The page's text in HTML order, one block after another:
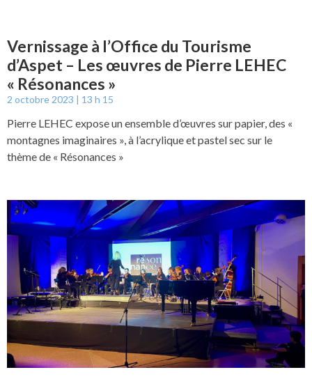
Vernissage à l’Office du Tourisme
d’Aspet – Les œuvres de Pierre LEHEC
« Résonances »
2 octobre 2023 13 h 15
Pierre LEHEC expose un ensemble d’œuvres sur papier, des «
montagnes imaginaires », à l’acrylique et pastel sec sur le
thème de « Résonances »